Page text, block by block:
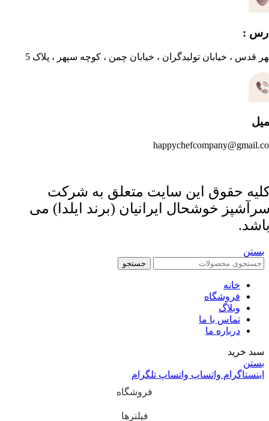
:
قدس ، خیابان تولیدگران ، خیابان چمن ، کوچه سپهر ، پلاک 5
حقوق این سایت متعلق به شرکت
خوشحال ایرانیان (برند ایلدا) می
بستن
جستجو
خانه
فروشگاه
وبلاگ
تماس با ما
درباره ما
سبد خرید
بستن
اینستاگرام واتساپ واتساپ تلگرام
فروشگاه
فیلترها